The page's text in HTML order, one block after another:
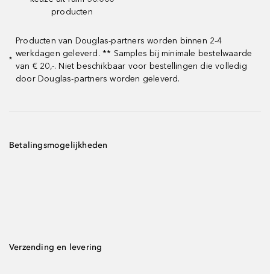
producten
*
Producten van Douglas-partners worden binnen 2-4
werkdagen geleverd. ** Samples bij minimale bestelwaarde
van € 20,-. Niet beschikbaar voor bestellingen die volledig
door Douglas-partners worden geleverd.
Betalingsmogelijkheden
Verzending en levering